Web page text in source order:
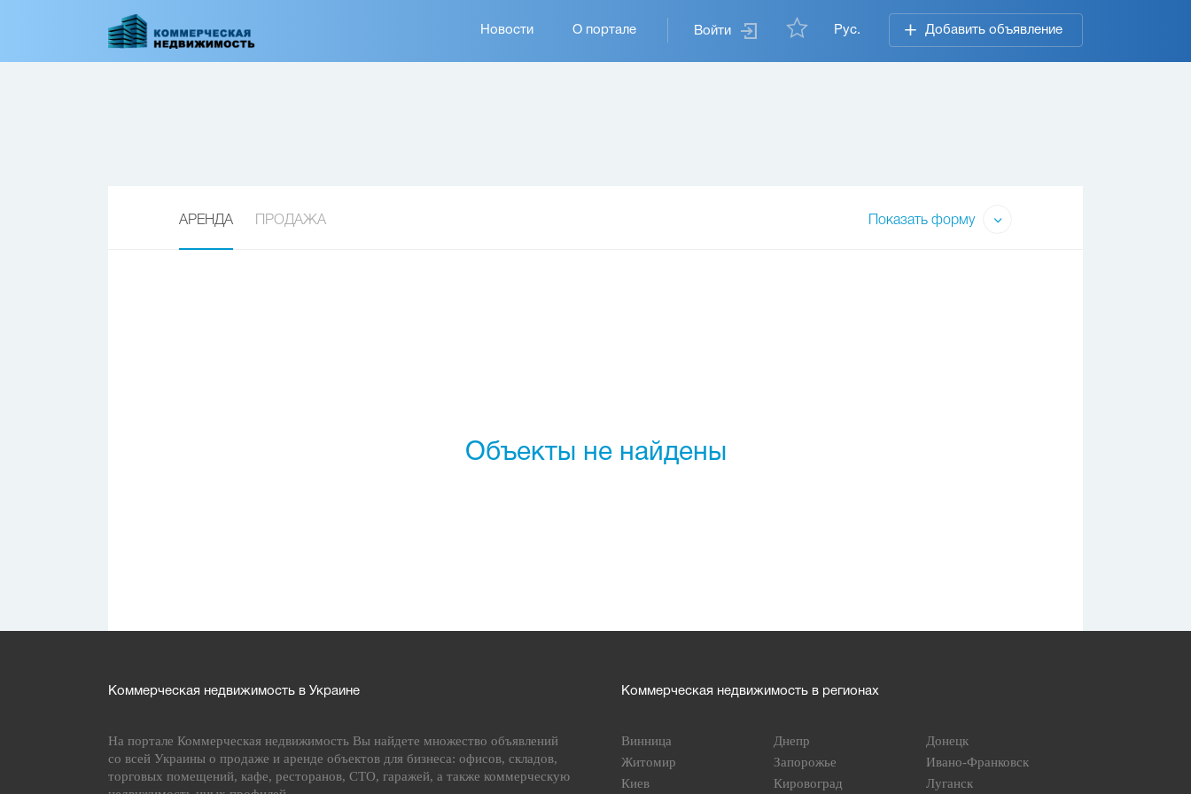
Войти Рус. Добавить объявление
Основная
навигация
Новости О портале
АРЕНДА ПРОДАЖА Показать форму
Объекты не найдены
Коммерческая недвижимость в Украине
На портале Коммерческая недвижимость Вы найдете множество объявлений
со всей Украины о продаже и аренде объектов для бизнеса: офисов, складов,
торговых помещений, кафе, ресторанов, СТО, гаражей, а также коммерческую
Коммерческая недвижимость в регионах
Винница Днепр
Донецк
Житомир
Запорожье
Ивано-Франковск
Киев
Кировоград Луганск